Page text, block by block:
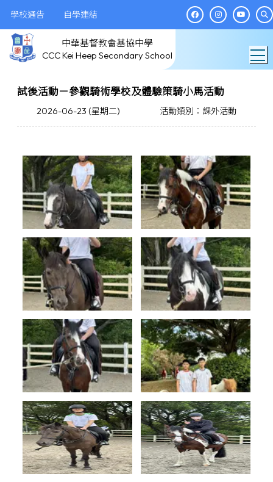
學校通告 自學連結
中華基督教會基協中學
CCC Kei Heep Secondary School
試後活動－參觀騎術學校及體驗策騎小馬活動
2026-06-23 (星期二) 活動類別：課外活動